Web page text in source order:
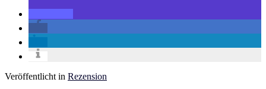
Veröffentlicht in Rezension